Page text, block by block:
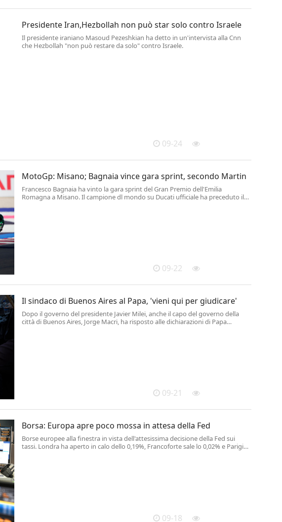
Presidente Iran,Hezbollah non può star solo contro Israele
Il presidente iraniano Masoud Pezeshkian ha detto in un'intervista alla Cnn
che Hezbollah "non può restare da solo" contro Israele.
09-24
MotoGp: Misano; Bagnaia vince gara sprint, secondo Martin
Francesco Bagnaia ha vinto la gara sprint del Gran Premio dell'Emilia
Romagna a Misano. Il campione dl mondo su Ducati ufficiale ha preceduto il
09-22
Il sindaco di Buenos Aires al Papa, 'vieni qui per giudicare'
Dopo il governo del presidente Javier Milei, anche il capo del governo della
città di Buenos Aires, Jorge Macri, ha risposto alle dichiarazioni di Papa
09-21
Borsa: Europa apre poco mossa in attesa della Fed
Borse europee alla finestra in vista dell'attesissima decisione della Fed sui
tassi. Londra ha aperto in calo dello 0,19%, Francoforte sale lo 0,02% e Parigi
09-18